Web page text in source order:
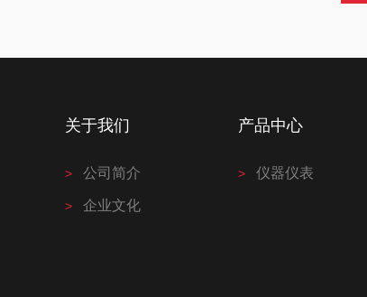
关于我们
公司简介
企业文化
产品中心
仪器仪表